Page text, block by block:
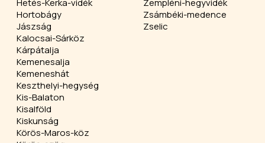
Hetés-Kerka-vidék
Hortobágy
Jászság
Kalocsai-Sárköz
Kárpátalja
Kemenesalja
Kemeneshát
Keszthelyi-hegység
Kis-Balaton
Kisalföld
Kiskunság
Körös-Maros-köz
Zempléni-hegyvidék
Zsámbéki-medence
Zselic